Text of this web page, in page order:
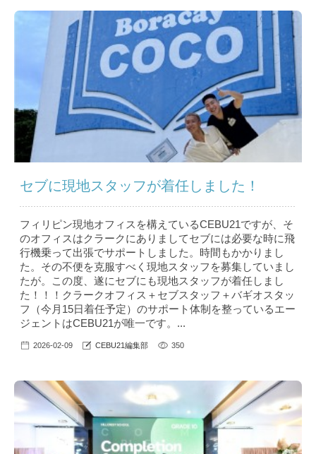
セブに現地スタッフが着任しました！
フィリピン現地オフィスを構えているCEBU21ですが、そ
のオフィスはクラークにありましてセブには必要な時に飛
行機乗って出張でサポートしました。時間もかかりまし
た。その不便を克服すべく現地スタッフを募集していまし
たが。この度、遂にセブにも現地スタッフが着任しまし
た！！！クラークオフィス＋セブスタッフ＋バギオスタッ
フ（今月15日着任予定）のサポート体制を整っているエー
ジェントはCEBU21が唯一です。...
2026-02-09 CEBU21編集部 350